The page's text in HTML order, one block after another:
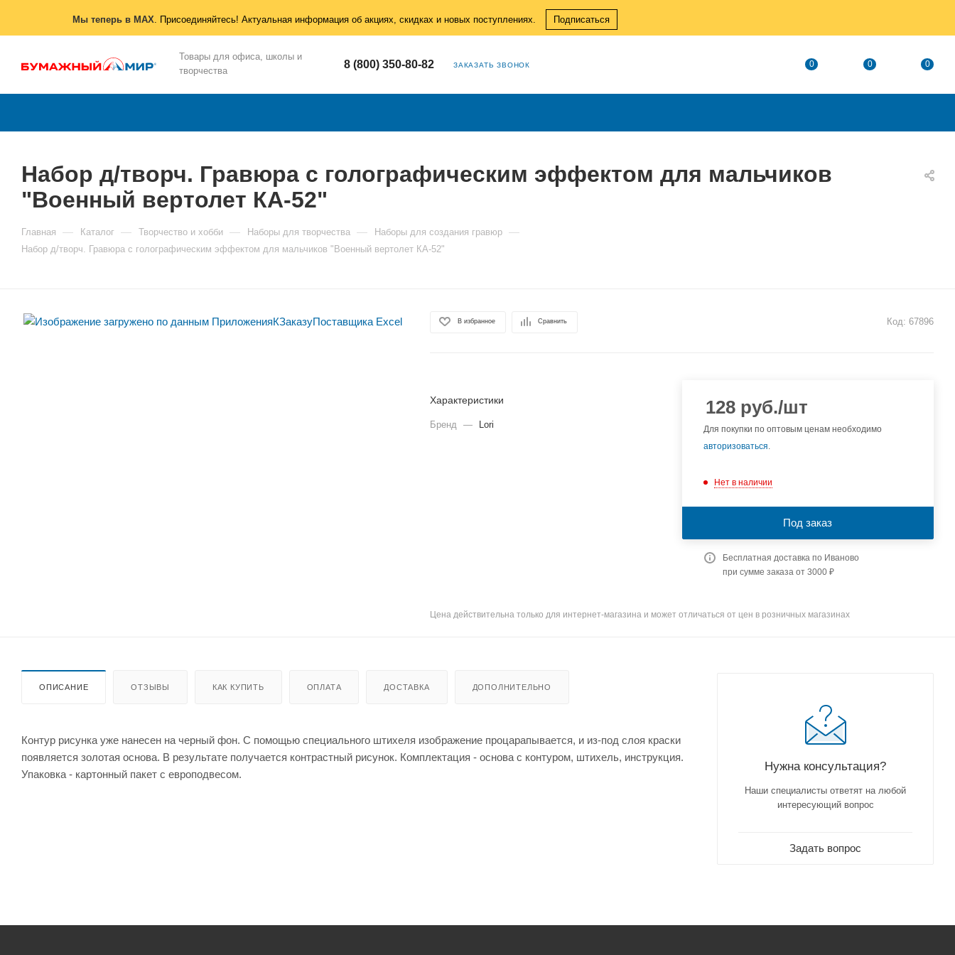
Мы теперь в MAX. Присоединяйтесь! Актуальная информация об акциях, скидках и новых поступлениях. Подписаться
Товары для офиса, школы и
творчества
8 (800) 350-80-82 ЗАКАЗАТЬ ЗВОНОК 0 0 0
Набор д/творч. Гравюра с голографическим эффектом для мальчиков
"Военный вертолет КА-52"
Главная — Каталог — Творчество и хобби — Наборы для творчества — Наборы для создания гравюр —
Набор д/творч. Гравюра с голографическим эффектом для мальчиков "Военный вертолет КА-52"
В избранное Сравнить Код: 67896
Характеристики
Бренд — Lori
128руб./шт
Для покупки по оптовым ценам необходимо
авторизоваться.
Нет в наличии
Под заказ
Бесплатная доставка по Иваново
при сумме заказа от 3000 ₽
Цена действительна только для интернет-магазина и может отличаться от цен в розничных магазинах
ОПИСАНИЕ ОТЗЫВЫ КАК КУПИТЬ ОПЛАТА ДОСТАВКА ДОПОЛНИТЕЛЬНО
Контур рисунка уже нанесен на черный фон. С помощью специального штихеля изображение процарапывается, и из-под слоя краски
появляется золотая основа. В результате получается контрастный рисунок. Комплектация - основа с контуром, штихель, инструкция.
Упаковка - картонный пакет с европодвесом.
Нужна консультация?
Наши специалисты ответят на любой
интересующий вопрос
Задать вопрос